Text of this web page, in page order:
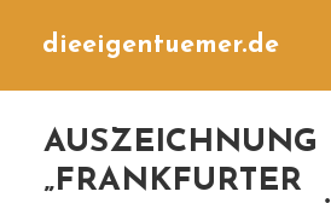
dieeigentuemer.de
AUSZEICHNUNG
„FRANKFURTER